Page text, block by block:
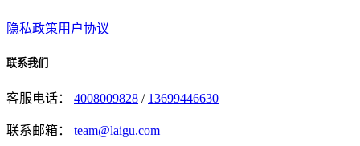
隐私政策用户协议
联系我们
客服电话： 4008009828 / 13699446630
联系邮箱： team@laigu.com